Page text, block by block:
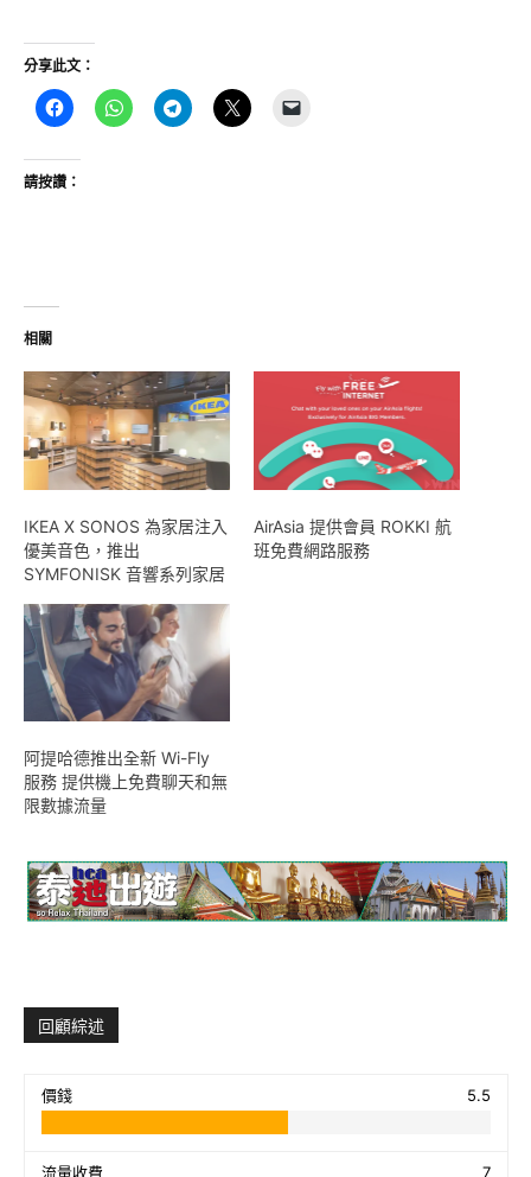
分享此文：
請按讚：
相關
IKEA X SONOS 為家居注入
優美音色，推出
SYMFONISK 音響系列家居
AirAsia 提供會員 ROKKI 航
班免費網路服務
阿提哈德推出全新 Wi-Fly
服務 提供機上免費聊天和無
限數據流量
回顧綜述
價錢 5.5
流量收費 7